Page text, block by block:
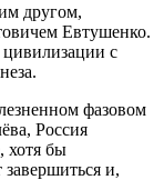
другом,
Евтушенко.
с
фазовом
Россия
хотя бы
завершиться и,